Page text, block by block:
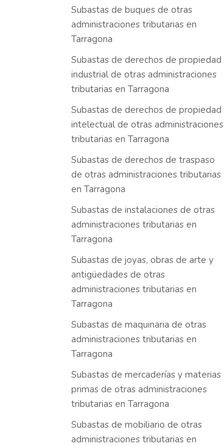
Subastas de buques de otras
administraciones tributarias en
Tarragona
Subastas de derechos de propiedad
industrial de otras administraciones
tributarias en Tarragona
Subastas de derechos de propiedad
intelectual de otras administraciones
tributarias en Tarragona
Subastas de derechos de traspaso
de otras administraciones tributarias
en Tarragona
Subastas de instalaciones de otras
administraciones tributarias en
Tarragona
Subastas de joyas, obras de arte y
antigüedades de otras
administraciones tributarias en
Tarragona
Subastas de maquinaria de otras
administraciones tributarias en
Tarragona
Subastas de mercaderías y materias
primas de otras administraciones
tributarias en Tarragona
Subastas de mobiliario de otras
administraciones tributarias en